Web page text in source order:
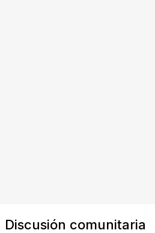
Discusión comunitaria